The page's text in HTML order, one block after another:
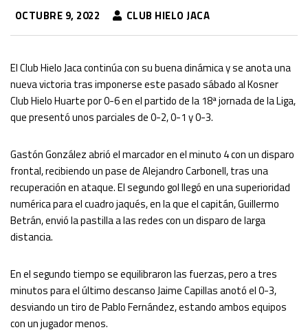
OCTUBRE 9, 2022 CLUB HIELO JACA
El Club Hielo Jaca continúa con su buena dinámica y se anota una
nueva victoria tras imponerse este pasado sábado al Kosner
Club Hielo Huarte por 0-6 en el partido de la 18ª jornada de la Liga,
que presentó unos parciales de 0-2, 0-1 y 0-3.
Gastón González abrió el marcador en el minuto 4 con un disparo
frontal, recibiendo un pase de Alejandro Carbonell, tras una
recuperación en ataque. El segundo gol llegó en una superioridad
numérica para el cuadro jaqués, en la que el capitán, Guillermo
Betrán, envió la pastilla a las redes con un disparo de larga
distancia.
En el segundo tiempo se equilibraron las fuerzas, pero a tres
minutos para el último descanso Jaime Capillas anotó el 0-3,
desviando un tiro de Pablo Fernández, estando ambos equipos
con un jugador menos.